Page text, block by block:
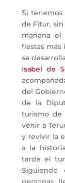
Si
de Fitur, sin
mañana
fiestas más
se
Isabel de
del
de la
turismo de
venir a
y revivir la
a la
tarde el
Siguiendo